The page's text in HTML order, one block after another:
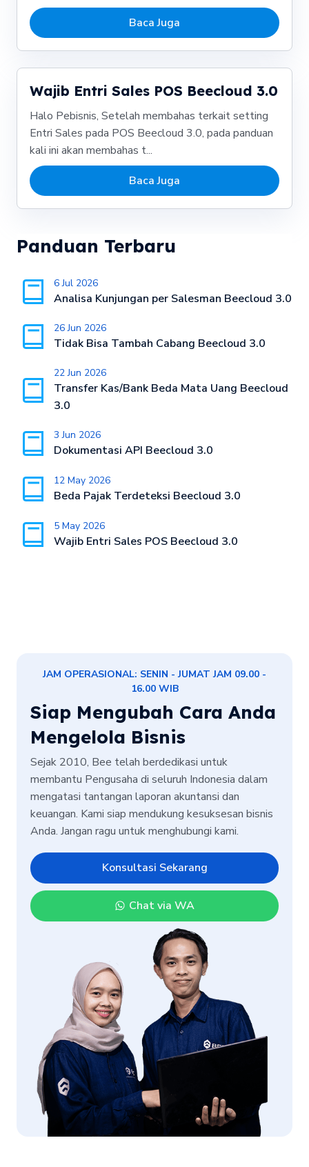
Baca Juga
Wajib Entri Sales POS Beecloud 3.0
Halo Pebisnis, Setelah membahas terkait setting
Entri Sales pada POS Beecloud 3.0, pada panduan
kali ini akan membahas t...
Baca Juga
Panduan Terbaru
6 Jul 2026
Analisa Kunjungan per Salesman Beecloud 3.0
26 Jun 2026
Tidak Bisa Tambah Cabang Beecloud 3.0
22 Jun 2026
Transfer Kas/Bank Beda Mata Uang Beecloud
3.0
3 Jun 2026
Dokumentasi API Beecloud 3.0
12 May 2026
Beda Pajak Terdeteksi Beecloud 3.0
5 May 2026
Wajib Entri Sales POS Beecloud 3.0
JAM OPERASIONAL: SENIN - JUMAT JAM 09.00 -
16.00 WIB
Siap Mengubah Cara Anda
Mengelola Bisnis
Sejak 2010, Bee telah berdedikasi untuk
membantu Pengusaha di seluruh Indonesia dalam
mengatasi tantangan laporan akuntansi dan
keuangan. Kami siap mendukung kesuksesan bisnis
Anda. Jangan ragu untuk menghubungi kami.
Konsultasi Sekarang
Chat via WA